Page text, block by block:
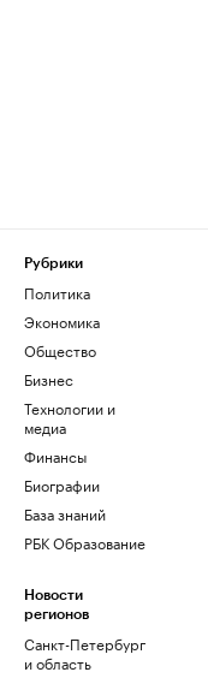
Рубрики
Политика
Экономика
Общество
Бизнес
Технологии и
медиа
Финансы
Биографии
База знаний
РБК Образование
Новости
регионов
Санкт-Петербург
и область